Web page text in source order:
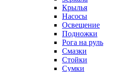
Крылья
Насосы
Освещение
Подножки
Рога на руль
Смазки
Стойки
Сумки